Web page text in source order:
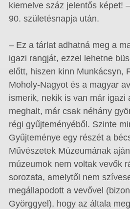
kiemelve száz jelentős képet!
90. születésnapja után.
– Ez a tárlat adhatná meg a
igazi rangját, ezzel lehetne
előtt, hiszen kinn Munkácsyn,
Moholy-Nagyot és a magyar
ismerik, nekik is van már igazi
meghalt, már csak néhány
régi gyűjteményéből. Szinte
Gyűjteménye egy részét a
Művészetek Múzeumának
múzeumok nem voltak vevők
sorozata, amelytől nem
megállapodott a vevővel
Györggyel), hogy az általa